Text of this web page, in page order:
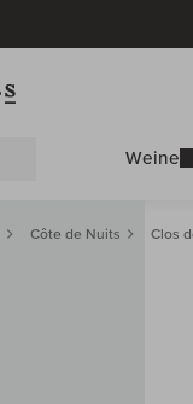
Weine
Côte de Nuits Clos